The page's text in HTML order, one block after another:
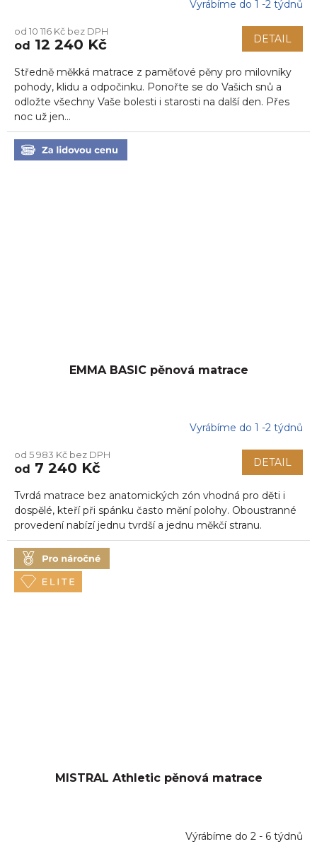
produktu
je
z
5
hvězdiček.
Vyrábíme do 1 -2 týdnů
od 10 116 Kč bez DPH
od 12 240 Kč DETAIL
Středně měkká matrace z paměťové pěny pro milovníky
pohody, klidu a odpočinku. Ponořte se do Vašich snů a
odložte všechny Vaše bolesti i starosti na další den. Přes
noc už jen...
EMMA BASIC pěnová matrace
produktu
je
z
5
hvězdiček.
Vyrábíme do 1 -2 týdnů
od 5 983 Kč bez DPH
od 7 240 Kč DETAIL
Tvrdá matrace bez anatomických zón vhodná pro děti i
dospělé, kteří při spánku často mění polohy. Oboustranné
provedení nabízí jednu tvrdší a jednu měkčí stranu.
MISTRAL Athletic pěnová matrace
Výrábíme do 2 - 6 týdnů